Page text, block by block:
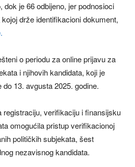
dok je 66 odbijeno, jer podnosioci
drže identifikacioni dokument,
o periodu za online prijavu za
i njihovih kandidata, koji je
13. avgusta 2025. godine.
registraciju, verifikaciju i finansijsku
omogućila pristup verifikacionoj
političkih subjekata, šest
nezavisnog kandidata.